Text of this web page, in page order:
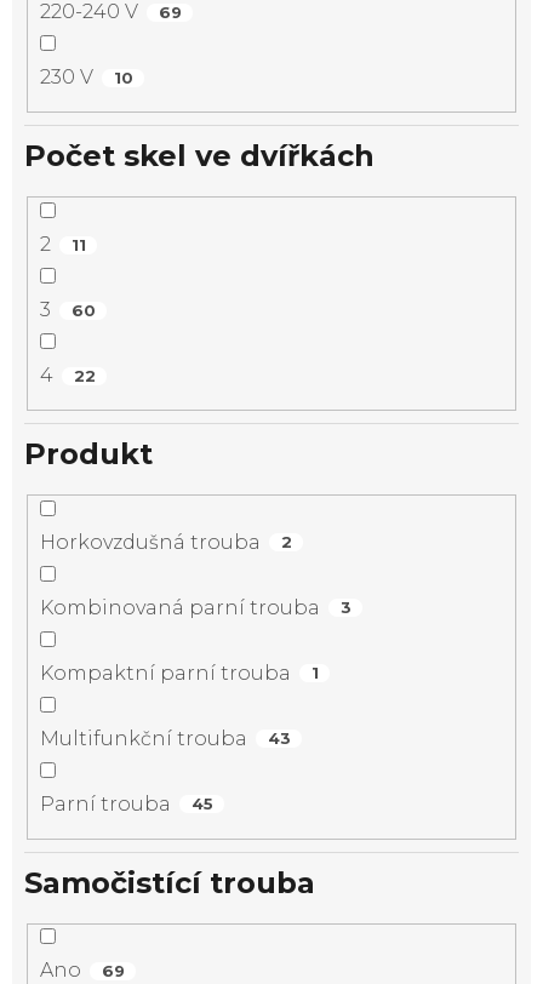
220-240 V 69
230 V 10
Počet skel ve dvířkách
2 11
3 60
4 22
Produkt
Horkovzdušná trouba 2
Kombinovaná parní trouba 3
Kompaktní parní trouba 1
Multifunkční trouba 43
Parní trouba 45
Samočistící trouba
Ano 69